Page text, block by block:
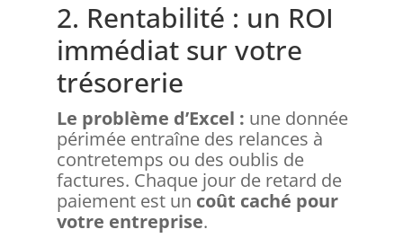
2. Rentabilité : un ROI
immédiat sur votre
trésorerie
Le problème d’Excel : une donnée
périmée entraîne des relances à
contretemps ou des oublis de
factures. Chaque jour de retard de
paiement est un coût caché pour
votre entreprise.